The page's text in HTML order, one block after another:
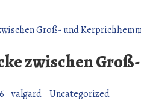
zwischen
valgard Uncategorized